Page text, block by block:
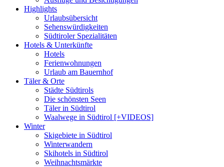
Highlights
Urlaubsübersicht
Sehenswürdigkeiten
Südtiroler Spezialitäten
Hotels & Unterkünfte
Hotels
Ferienwohnungen
Urlaub am Bauernhof
Täler & Orte
Städte Südtirols
Die schönsten Seen
Täler in Südtirol
Waalwege in Südtirol [+VIDEOS]
Winter
Skigebiete in Südtirol
Winterwandern
Skihotels in Südtirol
Weihnachtsmärkte